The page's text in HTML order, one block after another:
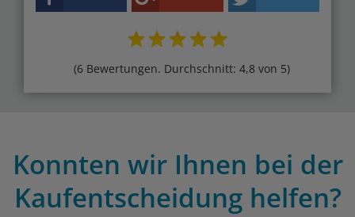
(6 Bewertungen. Durchschnitt: 4,8 von 5)
Konnten wir Ihnen bei der
Kaufentscheidung helfen?